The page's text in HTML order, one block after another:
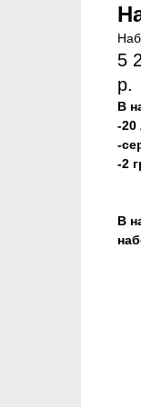
5
р.
В
-20
-
-2
В